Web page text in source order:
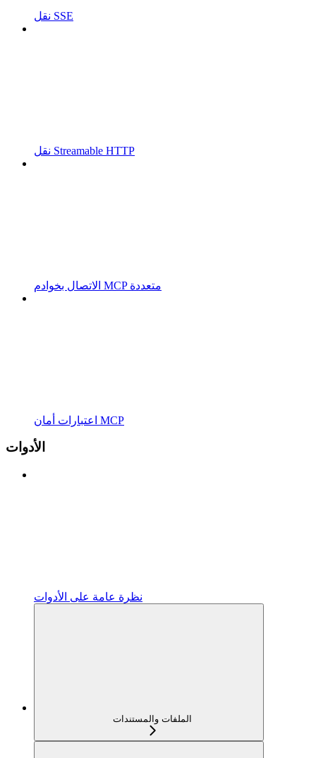
نقل SSE
نقل Streamable HTTP
الاتصال بخوادم MCP متعددة
اعتبارات أمان MCP
الأدوات
نظرة عامة على الأدوات
الملفات والمستندات